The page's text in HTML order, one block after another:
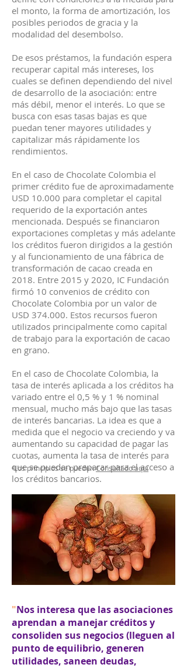
el monto, la forma de amortización, los
posibles periodos de gracia y la
modalidad del desembolso.
De esos préstamos, la fundación espera
recuperar capital más intereses, los
cuales se definen dependiendo del nivel
de desarrollo de la asociación: entre
más débil, menor el interés. Lo que se
busca con esas tasas bajas es que
puedan tener mayores utilidades y
capitalizar más rápidamente los
rendimientos.
En el caso de Chocolate Colombia el
primer crédito fue de aproximadamente
USD 10.000 para completar el capital
requerido de la exportación antes
mencionada. Después se financiaron
exportaciones completas y más adelante
los créditos fueron dirigidos a la gestión
y al funcionamiento de una fábrica de
transformación de cacao creada en
2018. Entre 2015 y 2020, IC Fundación
firmó 10 convenios de crédito con
Chocolate Colombia por un valor de
USD 374.000. Estos recursos fueron
utilizados principalmente como capital
de trabajo para la exportación de cacao
en grano.
En el caso de Chocolate Colombia, la
tasa de interés aplicada a los créditos ha
variado entre el 0,5 % y 1 % nominal
mensual, mucho más bajo que las tasas
de interés bancarias. La idea es que a
medida que el negocio va creciendo y va
aumentando su capacidad de pagar las
cuotas, aumenta la tasa de interés para
que se puedan preparar para el acceso a
los créditos bancarios.
⁴Los principios se puedenConsultado aquí
"Nos interesa que las asociaciones
aprendan a manejar créditos y
consoliden sus negocios (lleguen al
punto de equilibrio, generen
utilidades, saneen deudas,